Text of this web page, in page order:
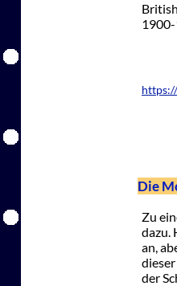
Die
Zu
dazu.
an,
der